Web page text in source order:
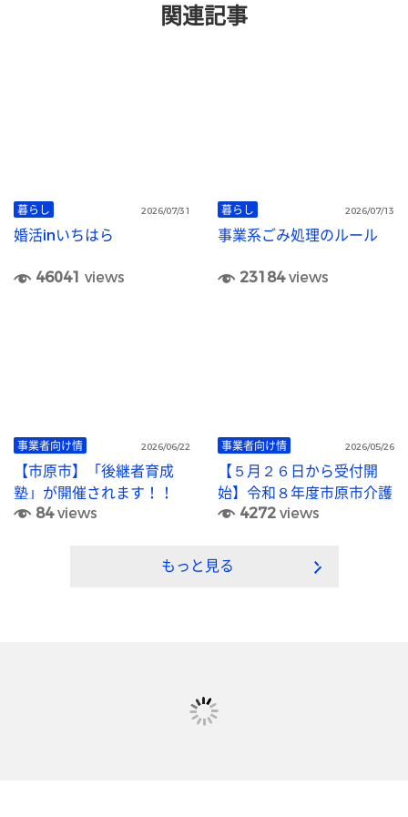
関連記事
暮らし 2026/07/31
婚活inいちはら
46041 views
暮らし 2026/07/13
事業系ごみ処理のルール
23184views
事業者向け情 2026/06/22
【市原市】「後継者育成
塾」が開催されます！！
《2027年1月13日/1月27
84views
事業者向け情 2026/05/26
【５月２６日から受付開
始】令和８年度市原市介護
職員初任者研修等費用補助
4272views
もっと見る